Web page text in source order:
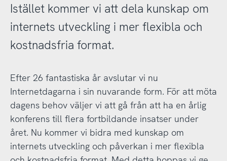
Istället kommer vi att dela kunskap om
internets utveckling i mer flexibla och
kostnadsfria format.
Efter 26 fantastiska år avslutar vi nu
Internetdagarna i sin nuvarande form. För att möta
dagens behov väljer vi att gå från att ha en årlig
konferens till flera fortbildande insatser under
året. Nu kommer vi bidra med kunskap om
internets utveckling och påverkan i mer flexibla